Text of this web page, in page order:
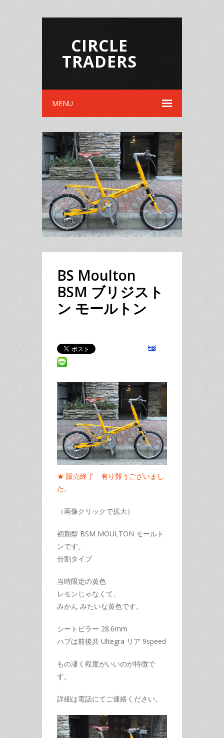
CIRCLE
TRADERS
MENU
BS Moulton
BSM ブリジスト
ン モールトン
★ 販売終了 有り難うございまし
た。
（画像クリックで拡大）
初期型 BSM MOULTON モールト
ンです。
分割タイプ
当時限定の黄色
レモンじゃなくて、
みかん みたいな黄色です。
シートピラー 28.6mm
ハブは前後共 Ultegra リア 9speed
もの凄く程度がいいのが特徴で
す。
詳細は電話にてご連絡ください。